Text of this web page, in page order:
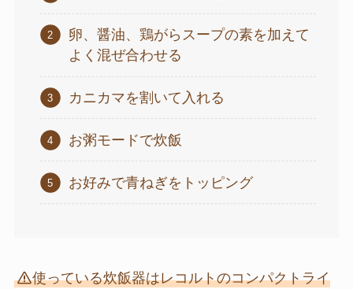
卵、醤油、鶏がらスープの素を加えて
よく混ぜ合わせる
カニカマを割いて入れる
お粥モードで炊飯
お好みで青ねぎをトッピング
使っている炊飯器はレコルトのコンパクトライ